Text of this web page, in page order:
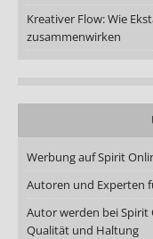
Kreativer Flow: Wie
zusammenwirken
Werbung auf Spirit
Autoren und Experten
Autor werden bei
Qualität und Haltung